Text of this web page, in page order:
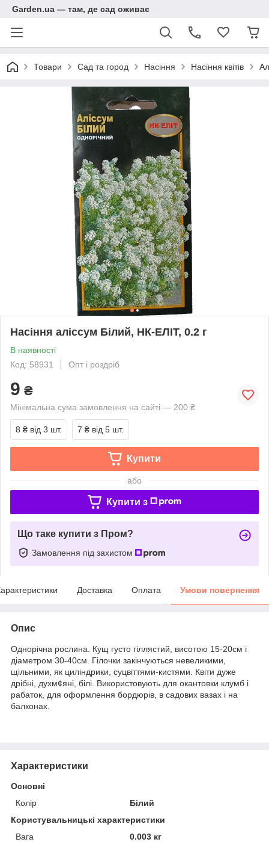
Garden.ua — там, де сад оживає
Товари Сад та город Насіння Насіння квітів
Насіння аліссум Білий, НК-ЕЛІТ, 0.2 г
В наявності
Код: 58931
Опт і роздріб
9 ₴
Мінімальна сума замовлення на сайті — 200 ₴
8 ₴ від 3 шт. 7 ₴ від 5 шт.
Купити
або
Купити з
Що таке купити з Пром?
Замовлення під захистом
Доставка Оплата Умови повернення
Опис
Однорічна рослина. Кущ густо гіллястий, висотою 15-20см і
діаметром 30-40см. Гілочки закінчуються невеликими,
щільними, як циліндрики, суцвіттями-кистями. Квіти дуже
дрібні, духм¢яні, білі. Використовують для окантовки клумб і
рабаток, для оформлення бордюрів, в садових вазах і на
балконах.
Характеристики
Основні
Колір
Білий
Користувальницькі характеристики
Вага
0.003 кг